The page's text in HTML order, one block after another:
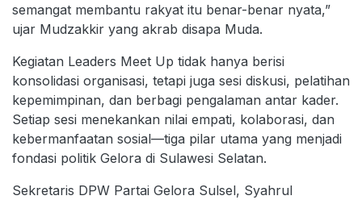
semangat membantu rakyat itu benar-benar nyata,”
ujar Mudzakkir yang akrab disapa Muda.
Kegiatan Leaders Meet Up tidak hanya berisi
konsolidasi organisasi, tetapi juga sesi diskusi, pelatihan
kepemimpinan, dan berbagi pengalaman antar kader.
Setiap sesi menekankan nilai empati, kolaborasi, dan
kebermanfaatan sosial—tiga pilar utama yang menjadi
fondasi politik Gelora di Sulawesi Selatan.
Sekretaris DPW Partai Gelora Sulsel, Syahrul